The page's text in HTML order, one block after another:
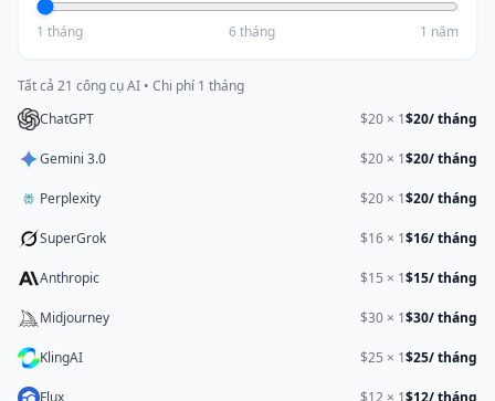
1 tháng 6 tháng 1 năm
Tất cả 21 công cụ AI • Chi phí 1 tháng
ChatGPT
$20 × 1$20/ tháng
Gemini 3.0 $20 × 1$20/ tháng
Perplexity $20 × 1$20/ tháng
SuperGrok $16 × 1$16/ tháng
Anthropic $15 × 1$15/ tháng
Midjourney $30 × 1$30/ tháng
KlingAI $25 × 1$25/ tháng
Flux $12 × 1$12/ tháng